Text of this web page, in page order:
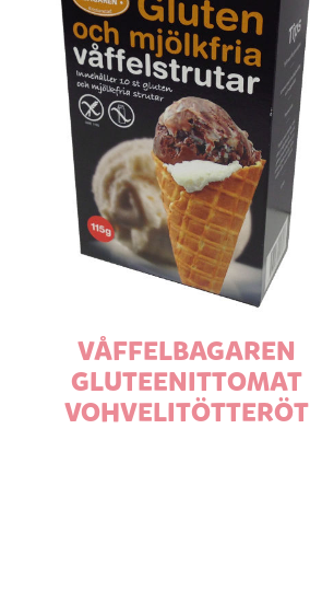
VÅFFELBAGAREN
GLUTEENITTOMAT
VOHVELITÖTTERÖT